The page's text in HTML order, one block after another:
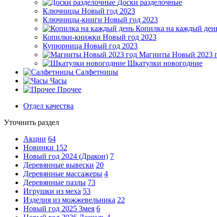
Доски разделочные
Ключницы Новый год 2023
Ключницы-книги Новый год 2023
Копилка на каждый
Копилки-книжки Новый год 2023
Купюрница Новый год 2023
Магниты Новый 2023
Шкатулки новогодние
Салфетницы
Часы
Прочее
Отдел качества
Уточнить раздел
Акции 64
Новинки 152
Новый год 2024 (Дракон) 7
Деревянные вывески 20
Деревянные массажеры 4
Деревянные пазлы 73
Игрушки из меха 53
Изделия из можжевельника 22
Новый год 2025 Змея 6